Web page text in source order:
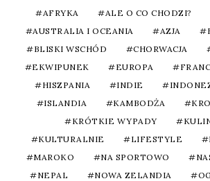
AFRYKA ALE O CO CHODZI?
AUSTRALIA I OCEANIA
AZJA
BLISKI WSCHÓD
CHORWACJA
EKWIPUNEK
EUROPA
HISZPANIA
INDIE
ISLANDIA
KAMBODŻA
KRÓTKIE WYPADY
KULTURALNIE
LIFESTYLE
MAROKO
NA SPORTOWO
NEPAL
NOWA ZELANDIA